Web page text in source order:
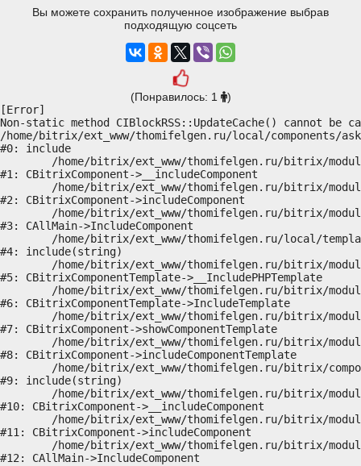
Вы можете сохранить полученное изображение выбрав
подходящую соцсеть
(Понравилось: 1
)
[Error]
Non-static method CIBlockRSS::UpdateCache() cannot
/home/bitrix/ext_www/thomifelgen.ru/local/components/
#0: include
#1: CBitrixComponent->__includeComponent
#2: CBitrixComponent->includeComponent
#3: CAllMain->IncludeComponent
#4: include(string)
#5: CBitrixComponentTemplate->__IncludePHPTemplate
#6: CBitrixComponentTemplate->IncludeTemplate
#7: CBitrixComponent->showComponentTemplate
#8: CBitrixComponent->includeComponentTemplate
#9: include(string)
#10: CBitrixComponent->__includeComponent
#11: CBitrixComponent->includeComponent
#12: CAllMain->IncludeComponent